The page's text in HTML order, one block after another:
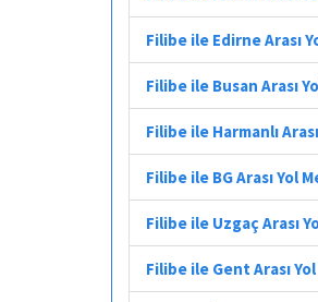
Filibe ile Edirne Arası
Filibe ile Busan Arası
Filibe ile Harmanlı
Filibe ile BG Arası Yol
Filibe ile Uzgaç Arası
Filibe ile Gent Arası